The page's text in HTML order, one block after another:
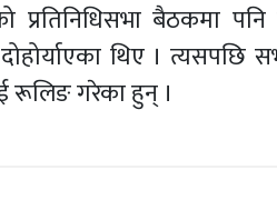
बैठकमा
दोहोर्याएका थिए ।
रूलिङ गरेका हुन् ।